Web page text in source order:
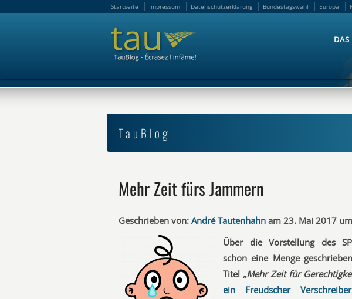
Startseite Impressum Datenschutzerklärung Bundestagswahl Europa
DAS
TauBlog
Mehr Zeit fürs Jammern
Geschrieben von: André Tautenhahn am 23. Mai 2017
Über die Vorstellung des
schon eine Menge
Titel „Mehr Zeit für
ein Freudscher Verschreiber
Startseite Impressum Datenschutzerklärung Bundestagswahl Europa
DAS